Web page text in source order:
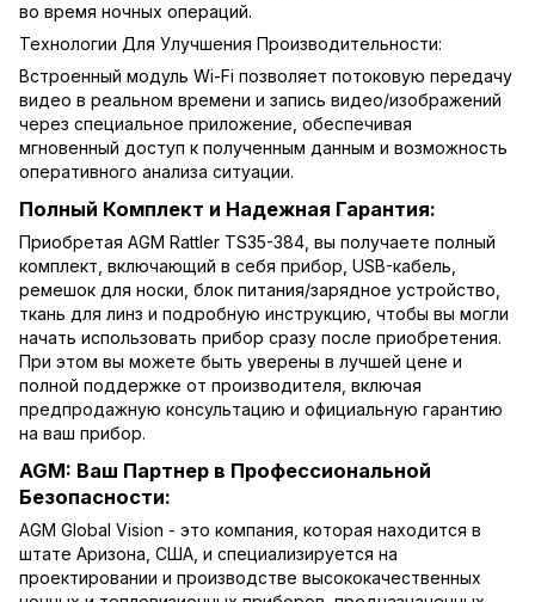
во время ночных операций.
Технологии Для Улучшения Производительности:
Встроенный модуль Wi-Fi позволяет потоковую передачу
видео в реальном времени и запись видео/изображений
через специальное приложение, обеспечивая
мгновенный доступ к полученным данным и возможность
оперативного анализа ситуации.
Полный Комплект и Надежная Гарантия:
Приобретая AGM Rattler TS35-384, вы получаете полный
комплект, включающий в себя прибор, USB-кабель,
ремешок для носки, блок питания/зарядное устройство,
ткань для линз и подробную инструкцию, чтобы вы могли
начать использовать прибор сразу после приобретения.
При этом вы можете быть уверены в лучшей цене и
полной поддержке от производителя, включая
предпродажную консультацию и официальную гарантию
на ваш прибор.
AGM: Ваш Партнер в Профессиональной
Безопасности:
AGM Global Vision - это компания, которая находится в
штате Аризона, США, и специализируется на
проектировании и производстве высококачественных